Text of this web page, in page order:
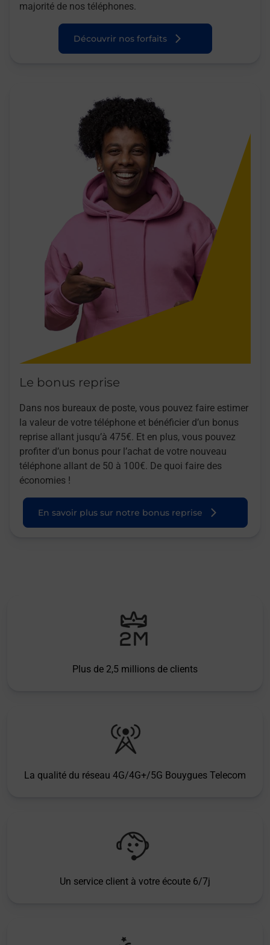
majorité de nos téléphones.
Découvrir nos forfaits
Le bonus reprise
Dans nos bureaux de poste, vous pouvez faire estimer
la valeur de votre téléphone et bénéficier d’un bonus
reprise allant jusqu’à 475€. Et en plus, vous pouvez
profiter d’un bonus pour l’achat de votre nouveau
téléphone allant de 50 à 100€. De quoi faire des
économies !
En savoir plus sur notre bonus reprise
Plus de 2,5 millions de clients
La qualité du réseau 4G/4G+/5G Bouygues Telecom
Un service client à votre écoute 6/7j